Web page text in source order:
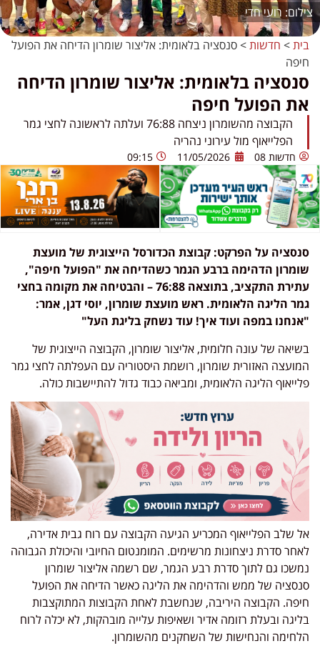
רועי חדי
בית> חדשות>סנסציה בלאומית: אליצור שומרון הדיחה את הפועל
חיפה
סנסציה בלאומית: אליצור שומרון הדיחה
את הפועל חיפה
הקבוצה מהשומרון ניצחה 76:88 ועלתה לראשונה לחצי גמר
הפלייאוף מול עירוני נהריה
חדשות 08 11/05/2026
09:15
סנסציה על הפרקט: קבוצת הכדורסל הייצוגית של מועצת
שומרון הדהימה ברבע הגמר כשהדיחה את "הפועל חיפה",
עתירת התקציב, בתוצאה 76:88 – והבטיחה את מקומה בחצי
גמר הליגה הלאומית. ראש מועצת שומרון, יוסי דגן, אמר:
"אנחנו במפה ועוד איך! עוד נשחק בליגת העל"
בשיאה של עונה חלומית, אליצור שומרון, הקבוצה הייצוגית של
המועצה האזורית שומרון, רושמת היסטוריה עם העפלתה לחצי גמר
פלייאוף הליגה הלאומית, ומביאה כבוד גדול להתיישבות כולה.
אל שלב הפלייאוף המכריע הגיעה הקבוצה עם רוח גבית אדירה,
לאחר סדרת ניצחונות מרשימים. המומנטום החיובי והיכולת הגבוהה
נמשכו גם לתוך סדרת רבע הגמר, שם רשמה אליצור שומרון
סנסציה של ממש והדהימה את הליגה כאשר הדיחה את הפועל
חיפה. הקבוצה היריבה, שנחשבת לאחת הקבוצות המתוקצבות
בליגה ובעלת רזומה אדיר ושאיפות עלייה מובהקות, לא יכלה לרוח
הלחימה והנחישות של השחקנים מהשומרון.